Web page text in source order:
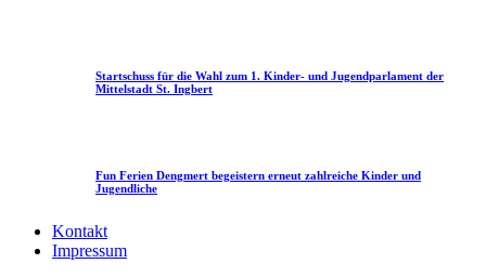
Startschuss für die Wahl zum 1. Kinder- und Jugendparlament der
Mittelstadt St. Ingbert
Fun Ferien Dengmert begeistern erneut zahlreiche Kinder und
Jugendliche
Kontakt
Impressum